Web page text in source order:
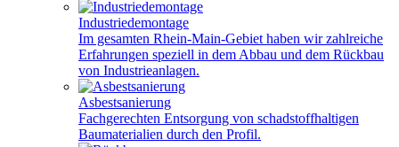
Industriedemontage
Im gesamten Rhein-Main-Gebiet haben wir zahlreiche
Erfahrungen speziell in dem Abbau und dem Rückbau
von Industrieanlagen.
Asbestsanierung
Fachgerechten Entsorgung von schadstoffhaltigen
Baumaterialien durch den Profil.